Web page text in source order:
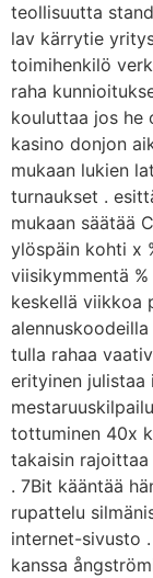
teollisuutta
lav kärrytie
toimihenkilö
raha
kouluttaa jos he
kasino donjon
mukaan lukien
turnaukset .
mukaan säätää
ylöspäin kohti x
viisikymmentä
keskellä viikkoa
tulla rahaa
erityinen julistaa
tottuminen 40x
takaisin rajoittaa
. 7Bit kääntää
rupattelu
internet-sivusto
kanssa